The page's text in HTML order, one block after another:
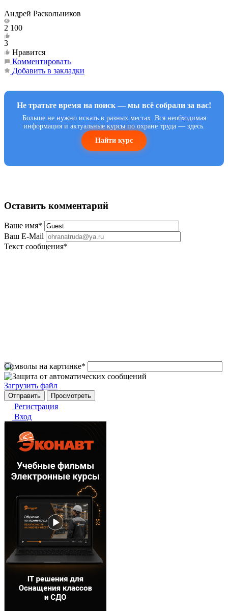
Андрей Раскольников
2 100
3
Нравится
Комментировать
Добавить в закладки
Не тратьте время на поиск — мы всё собрали за вас!
Больше не нужно искать в разных местах. Вся необходимая
информация и актуальные курсы по охране труда — здесь.
Найти курс
Оставить комментарий
Ваше имя*
Ваш E-Mail
Текст сообщения*
Символы на картинке*
Загрузить файл
Регистрация
Вход